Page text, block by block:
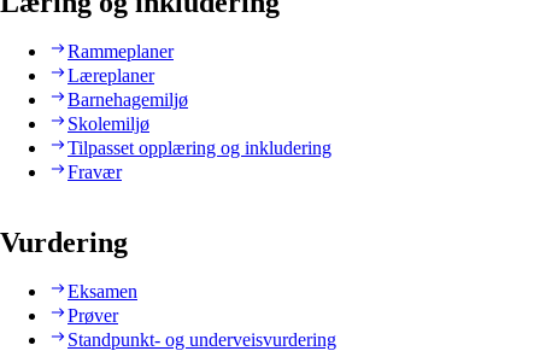
Rammeplaner
Læreplaner
Barnehagemiljø
Skolemiljø
Tilpasset opplæring og inkludering
Fravær
Vurdering
Eksamen
Prøver
Standpunkt- og underveisvurdering